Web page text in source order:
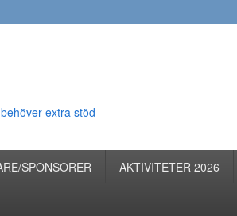
extra stöd
SPONSORER AKTIVITETER 2026